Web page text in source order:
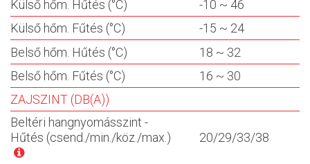
Külső hőm. Hűtés (°C)
-10 ~ 46
Külső hőm. Fűtés (°C)
-15 ~ 24
Belső hőm. Hűtés (°C)
18 ~ 32
Belső hőm. Fűtés (°C)
16 ~ 30
ZAJSZINT (DB(A))
Beltéri hangnyomásszint -
Hűtés (csend./min./köz./max.)
20/29/33/38